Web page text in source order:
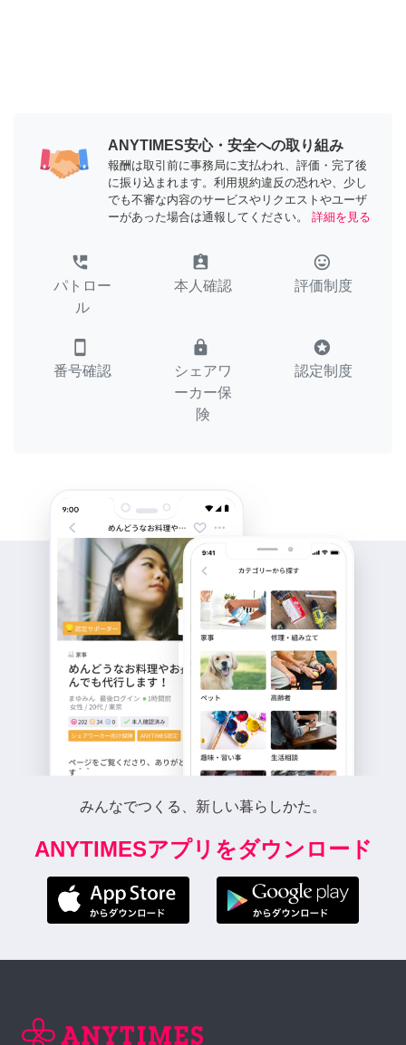
ANYTIMES安心・安全への取り組み
報酬は取引前に事務局に支払われ、評価・完了後
に振り込まれます。利用規約違反の恐れや、少し
でも不審な内容のサービスやリクエストやユーザ
ーがあった場合は通報してください。
詳細を見る
perm_phone_msg
パトロー
ル
assignment_ind
本人確認
tag_faces
評価制度
smartphone
番号確認
lock
シェアワ
ーカー保
険
stars
認定制度
みんなでつくる、新しい暮らしかた。
ANYTIMESアプリをダウンロード